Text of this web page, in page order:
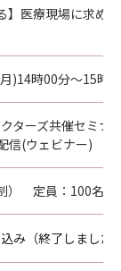
】医療現場に求め
)14時00分～15時
ターズ共催セミナ
信(ウェビナー)
） 定員：100名
み（終了しました